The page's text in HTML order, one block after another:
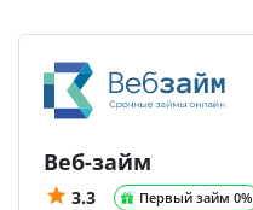
Веб-займ
3.3 Первый займ 0%